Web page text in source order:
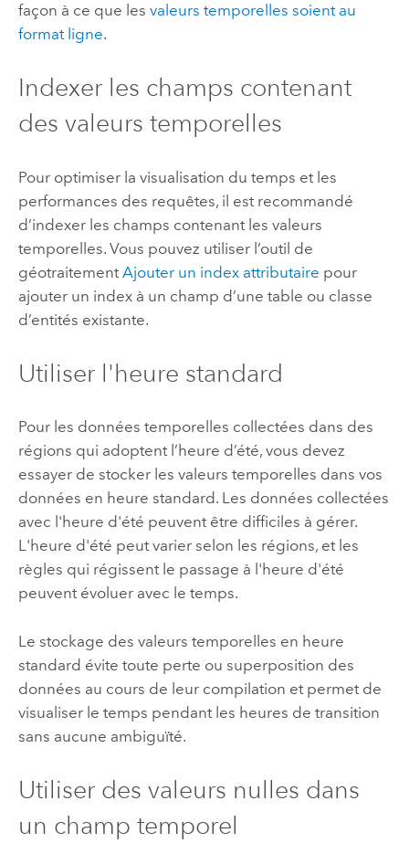
façon à ce que les valeurs temporelles soient au
format ligne.
Indexer les champs contenant
des valeurs temporelles
Pour optimiser la visualisation du temps et les
performances des requêtes, il est recommandé
d’indexer les champs contenant les valeurs
temporelles. Vous pouvez utiliser l’outil de
géotraitement Ajouter un index attributaire pour
ajouter un index à un champ d’une table ou classe
d’entités existante.
Utiliser l'heure standard
Pour les données temporelles collectées dans des
régions qui adoptent l’heure d’été, vous devez
essayer de stocker les valeurs temporelles dans vos
données en heure standard. Les données collectées
avec l'heure d'été peuvent être difficiles à gérer.
L'heure d'été peut varier selon les régions, et les
règles qui régissent le passage à l'heure d'été
peuvent évoluer avec le temps.
Le stockage des valeurs temporelles en heure
standard évite toute perte ou superposition des
données au cours de leur compilation et permet de
visualiser le temps pendant les heures de transition
sans aucune ambiguïté.
Utiliser des valeurs nulles dans
un champ temporel